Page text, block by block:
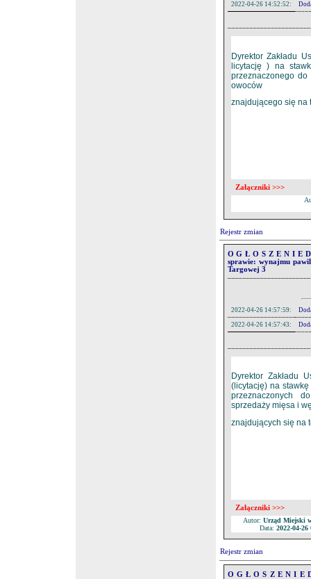
2022-04-26 14:52:52:
Dyrektor Zakładu
licytację ) na
przeznaczonego
owoców
znajdującego się na
Załączniki >>>
3.
Regulamin
Rejestr zmian
O G Ł O S Z E N I E
sprawie: wynajmu
Targowej 3
2022-04-26 14:57:59:
2022-04-26 14:57:43:
Dyrektor Zakładu
(licytację) na
przeznaczonych
sprzedaży mięsa i
znajdujących się na
Załączniki >>>
3.
Regulamin
Autor: Urząd Miejski
Data: 2022-04-26
Rejestr zmian
O G Ł O S Z E N I E